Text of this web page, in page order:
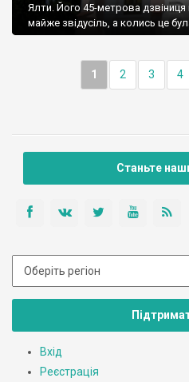
Ялти. Його 45-метрова дзвіниця
майже звідусіль, а колись це
1 2 3 4
Станьте
Вхід
Реєстрація